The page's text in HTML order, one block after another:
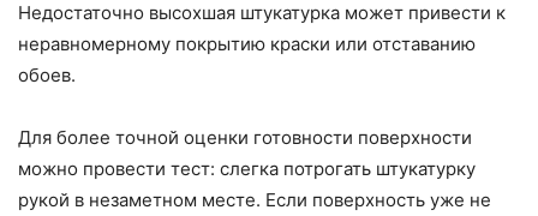
Недостаточно высохшая штукатурка может привести к
неравномерному покрытию краски или отставанию
обоев.
Для более точной оценки готовности поверхности
можно провести тест: слегка потрогать штукатурку
рукой в незаметном месте. Если поверхность уже не